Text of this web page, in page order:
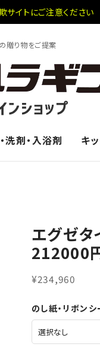
サイトにご注意ください
贈り物をご提案
洗剤・入浴剤 キ
エグゼタ
212000
¥234,960
のし紙・リボン